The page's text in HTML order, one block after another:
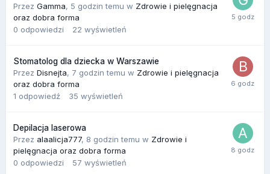
Przez Gamma, 5 godzin temu w Zdrowie i pielęgnacja
oraz dobra forma
0 odpowiedzi 22 wyświetleń
Stomatolog dla dziecka w Warszawie
Przez Disnejta, 7 godzin temu w Zdrowie i pielęgnacja
oraz dobra forma
1 odpowiedź 35 wyświetleń
Depilacja laserowa
Przez alaalicja777, 8 godzin temu w Zdrowie i
pielęgnacja oraz dobra forma
0 odpowiedzi 57 wyświetleń